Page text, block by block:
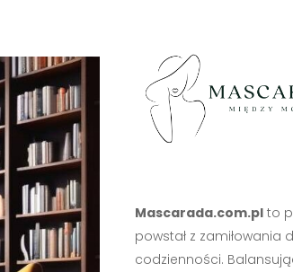
Mascarada.com.plto
powstał z zamiłowania
codzienności.